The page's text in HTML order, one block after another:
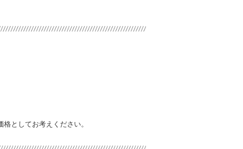
としてお考えください。